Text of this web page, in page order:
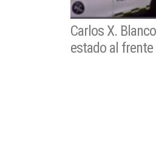
Carlos X.
estado al